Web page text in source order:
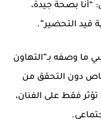
“أنا بصحة جيدة،
قيد التحضير”.
ما وصفه بـ”التهاون
دون التحقق من
فقط على الفنان،